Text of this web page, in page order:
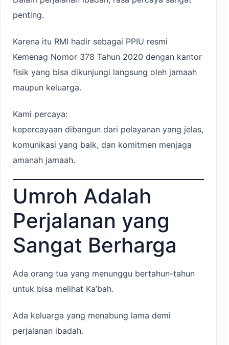
penting.
Karena itu RMI hadir sebagai PPIU resmi
Kemenag Nomor 378 Tahun 2020 dengan kantor
fisik yang bisa dikunjungi langsung oleh jamaah
maupun keluarga.
Kami percaya:
kepercayaan dibangun dari pelayanan yang jelas,
komunikasi yang baik, dan komitmen menjaga
amanah jamaah.
Umroh Adalah
Perjalanan yang
Sangat Berharga
Ada orang tua yang menunggu bertahun-tahun
untuk bisa melihat Ka’bah.
Ada keluarga yang menabung lama demi
perjalanan ibadah.